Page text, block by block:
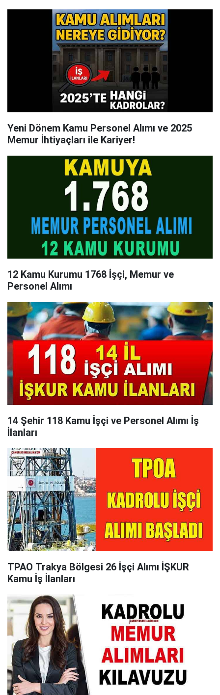
Yeni Dönem Kamu Personel Alımı ve 2025
Memur İhtiyaçları ile Kariyer!
12 Kamu Kurumu 1768 İşçi, Memur ve
Personel Alımı
14 Şehir 118 Kamu İşçi ve Personel Alımı İş
İlanları
TPAO Trakya Bölgesi 26 İşçi Alımı İŞKUR
Kamu İş İlanları